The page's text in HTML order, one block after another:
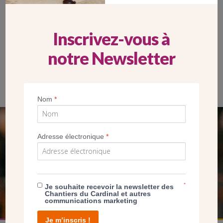
NOUS PERMET D’AGIR
FAIRE UN DON
Inscrivez-vous à
notre Newsletter
Nom*
Adresse électronique*
Je souhaite recevoir la newsletter des
Chantiers du Cardinal et autres
communications marketing
*
Je m’inscris !